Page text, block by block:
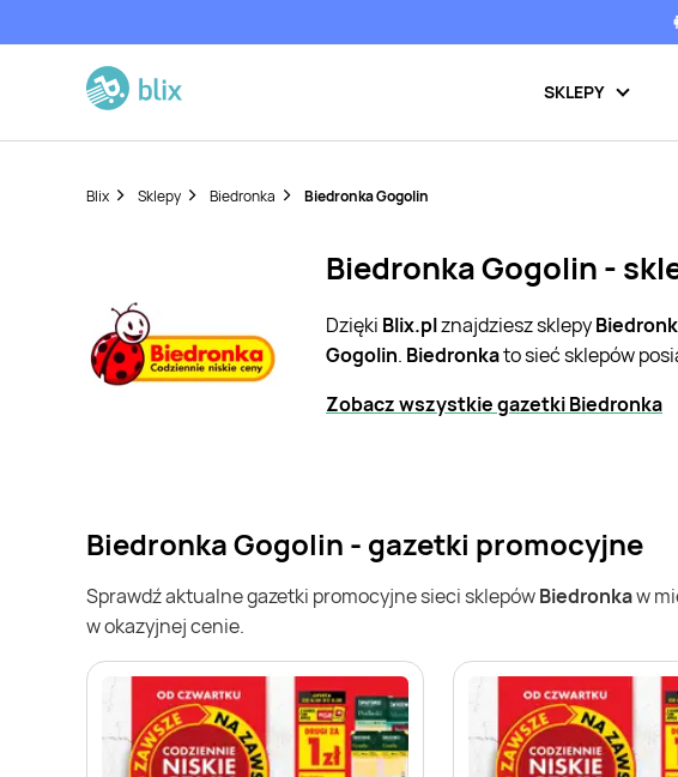
SKLEPY
Blix Sklepy Biedronka Biedronka Gogolin
Biedronka Gogolin -
Dzięki Blix.plznajdziesz sklepy
Gogolin. Biedronkato sieć sklepów
Zobacz wszystkie gazetki Biedronka
Biedronka Gogolin - gazetki promocyjne
Sprawdź aktualne gazetki promocyjne sieci sklepówBiedronkaw
w okazyjnej cenie.